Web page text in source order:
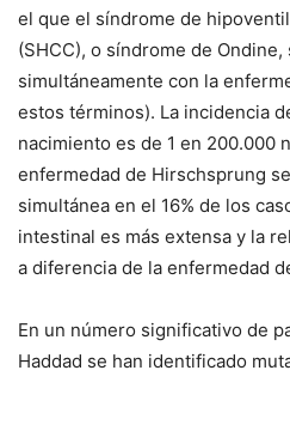
el que el síndrome de
(SHCC), o síndrome de
simultáneamente con la
estos términos). La incidencia
nacimiento es de 1 en 200.000
enfermedad de Hirschsprung
simultánea en el 16% de los
intestinal es más extensa y la
a diferencia de la enfermedad
En un número significativo de
Haddad se han identificado